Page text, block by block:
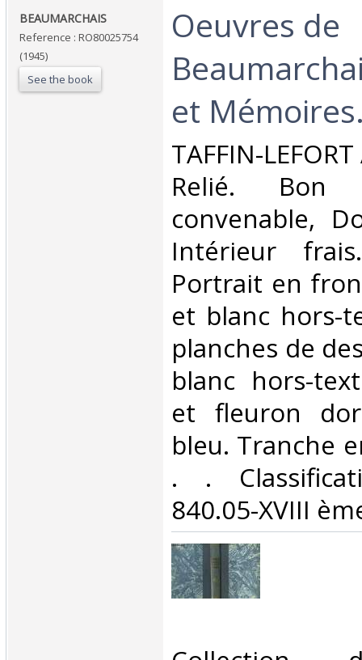
‎BEAUMARCHAIS‎
Reference : RO80025754
(1945)
See the book
‎Oeuvres de
et
‎TAFFIN-
Relié. Bon
convenable,
Intérieur
Portrait en
et blanc hors-
planches de
blanc hors-
et fleuron
bleu. Tranche
. .
840.05-XVIII